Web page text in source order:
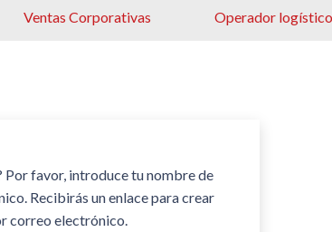
Ventas Corporativas Operador logístico
Por favor, introduce tu nombre de
Recibirás un enlace para crear
correo electrónico.